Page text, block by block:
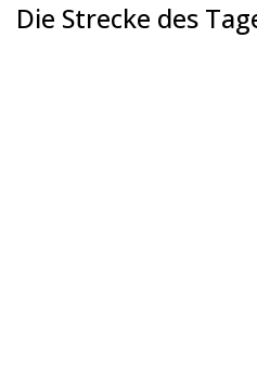
Die Strecke des